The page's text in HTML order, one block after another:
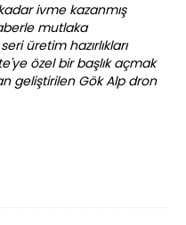
ivme kazanmış
mutlaka
üretim hazırlıkları
özel bir başlık açmak
geliştirilen Gök Alp dron